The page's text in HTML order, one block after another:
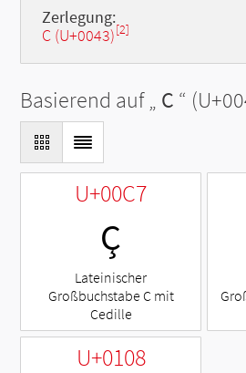
Zerlegung:
C (U+0043)[2]
Basierend auf „ C “
U+00C7
Ç
Lateinischer
Großbuchstabe C mit
Cedille
U+0108